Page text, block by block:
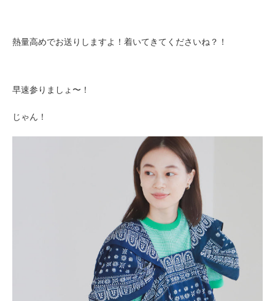
熱量高めでお送りしますよ！着いてきてくださいね？！
早速参りましょ〜！
じゃん！